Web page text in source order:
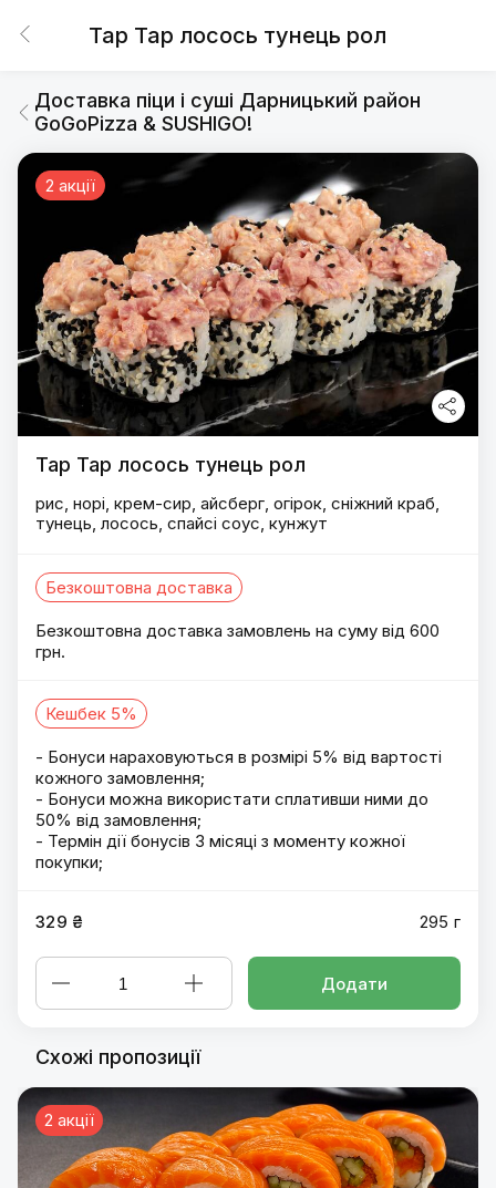
Тар Тар лосось тунець рол
Доставка піци і суші Дарницький район
GoGoPizza & SUSHIGO!
2 акції
Тар Тар лосось тунець рол
рис, норі, крем-сир, айсберг, огірок, сніжний краб,
тунець, лосось, спайсі соус, кунжут
Безкоштовна доставка
Безкоштовна доставка замовлень на суму від 600
грн.
Кешбек 5%
- Бонуси нараховуються в розмірі 5% від вартості
кожного замовлення;
- Бонуси можна використати сплативши ними до
50% від замовлення;
- Термін дії бонусів 3 місяці з моменту кожної
покупки;
329 ₴ 295 г
Додати
Схожі пропозиції
2 акції